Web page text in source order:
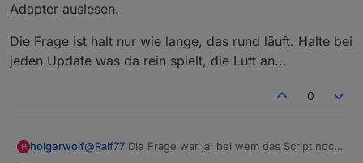
Adapter auslesen.
Die Frage ist halt nur wie lange, das rund läuft. Halte bei
jeden Update was da rein spielt, die Luft an...
0
H holgerwolf@Ralf77 Die Frage war ja, bei wem das Script noch